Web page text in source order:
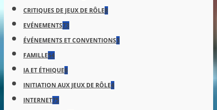
CRITIQUES DE JEUX DE RÔLE8
EVÉNEMENTS73
ÉVÉNEMENTS ET CONVENTIONS3
FAMILLE54
IA ET ÉTHIQUE6
INITIATION AUX JEUX DE RÔLE4
INTERNET75